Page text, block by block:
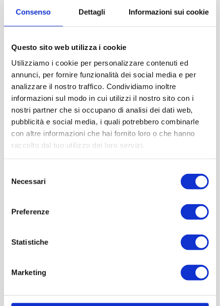
Consenso Dettagli Informazioni sui cookie
Questo sito web utilizza i cookie
Utilizziamo i cookie per personalizzare contenuti ed
annunci, per fornire funzionalità dei social media e per
analizzare il nostro traffico. Condividiamo inoltre
informazioni sul modo in cui utilizzi il nostro sito con i
nostri partner che si occupano di analisi dei dati web,
pubblicità e social media, i quali potrebbero combinarle
con altre informazioni che hai fornito loro o che hanno
raccolto dal tuo utilizzo dei loro servizi.
delNecessari
Preferenze
Statistiche
Marketing